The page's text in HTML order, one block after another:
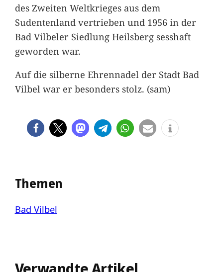
des Zweiten Weltkrieges aus dem
Sudentenland vertrieben und 1956 in der
Bad Vilbeler Siedlung Heilsberg sesshaft
geworden war.
Auf die silberne Ehrennadel der Stadt Bad
Vilbel war er besonders stolz. (sam)
Themen
Bad Vilbel